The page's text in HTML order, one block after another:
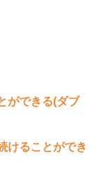
ができる(ダブ
けることができ